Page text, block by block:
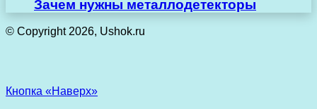
Зачем нужны металлодетекторы
© Copyright 2026, Ushok.ru
Кнопка «Наверх»